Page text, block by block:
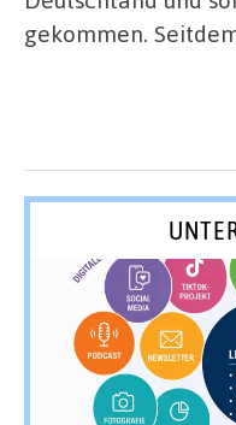
gekommen.